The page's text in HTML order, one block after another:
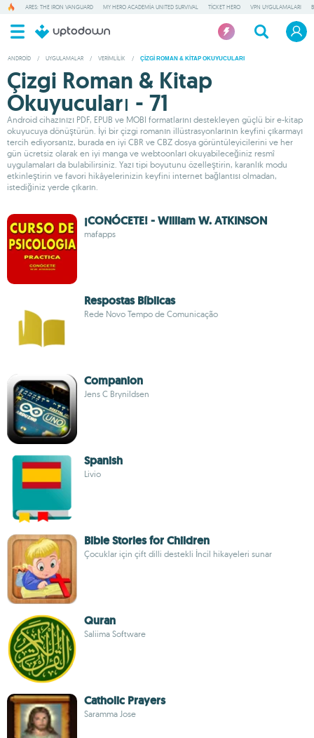
ARES: THE IRON VANGUARD MY HERO ACADEMIA UNITED SURVIVAL TICKET HERO VPN UYGULAMALARI
ANDROID / UYGULAMALAR / VERIMLILIK / ÇIZGI ROMAN & KITAP OKUYUCULARI
Çizgi Roman & Kitap
Okuyucuları - 71
Android cihazınızı PDF, EPUB ve MOBI formatlarını destekleyen güçlü bir e-kitap
okuyucuya dönüştürün. İyi bir çizgi romanın illüstrasyonlarının keyfini çıkarmayı
tercih ediyorsanız, burada en iyi CBR ve CBZ dosya görüntüleyicilerini ve her
gün ücretsiz olarak en iyi manga ve webtoonları okuyabileceğiniz resmî
uygulamaları da bulabilirsiniz. Yazı tipi boyutunu özelleştirin, karanlık modu
etkinleştirin ve favori hikâyelerinizin keyfini internet bağlantısı olmadan,
istediğiniz yerde çıkarın.
¡CONÓCETE! - William W. ATKINSON
mafapps
Respostas Bíblicas
Rede Novo Tempo de Comunicação
Companion
Jens C Brynildsen
Spanish
Livio
Bible Stories for Children
Çocuklar için çift dilli destekli İncil hikayeleri sunar
Quran
Saliima Software
Catholic Prayers
Saramma Jose